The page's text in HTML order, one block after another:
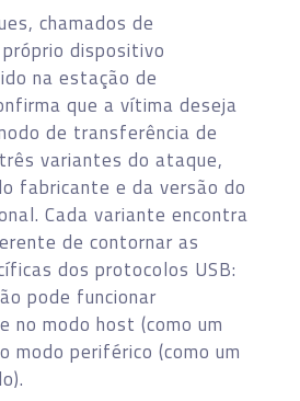
chamados de
próprio dispositivo
na estação de
que a vítima deseja
de transferência de
variantes do ataque,
fabricante e da versão do
Cada variante encontra
de contornar as
dos protocolos USB:
pode funcionar
no modo host (como um
modo periférico (como um